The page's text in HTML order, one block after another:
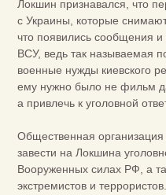
Локшин признавался, что
с Украины, которые
что появились сообщения
ВСУ, ведь так называемая
военные нужды киевского
ему нужно было не фильм
а привлечь к уголовной
Общественная
завести на Локшина
Вооруженных силах РФ, а
экстремистов и